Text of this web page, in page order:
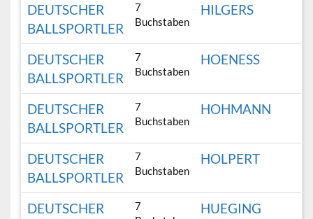
DEUTSCHER
BALLSPORTLER
7
Buchstaben
HILGERS
DEUTSCHER
BALLSPORTLER
7
Buchstaben
HOENESS
DEUTSCHER
BALLSPORTLER
7
Buchstaben
HOHMANN
DEUTSCHER
BALLSPORTLER
7
Buchstaben
HOLPERT
DEUTSCHER
7
HUEGING